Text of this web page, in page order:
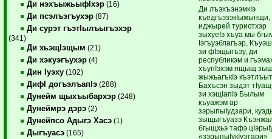
Ди нэхъыжьыфIхэр (16)
Ди псэлъэгъухэр (87)
Ди сурэт гъэтIылъыгъэхэр
(341)
Ди хьэщIэщым (21)
Ди хэкуэгъухэр (4)
Дин Iуэху (102)
ДифI догъэлъапIэ (288)
Дунейм щыхъыбархэр (248)
Дунеймрэ дэрэ (2)
Дунейпсо Адыгэ Хасэ (1)
Дыгъуасэ (165)
Ди лъэхъэнэмкIэ
къедгъэзэкIыжынщи,
иджырей туристхэр
зыхуеIэ хъуа мы
Iэгъуэблагъэр,
зи фIэщыгъэу, ди
республикэм и
хъупIэхэм ящыщ
жыжьагъкIэ
Бахъсэн зыдэт
зи хэщIапIэ Былым
къуажэм ар
зэрыпыIудзари,
зыщыгъуазэ
бгыщхьэ тафэ
«зэрыпыIукIуэтари»